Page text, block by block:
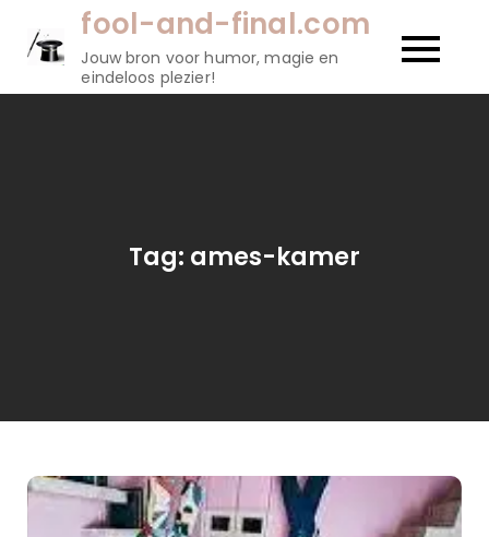
fool-and-final.com
Jouw bron voor humor, magie en
eindeloos plezier!
Tag: ames-kamer